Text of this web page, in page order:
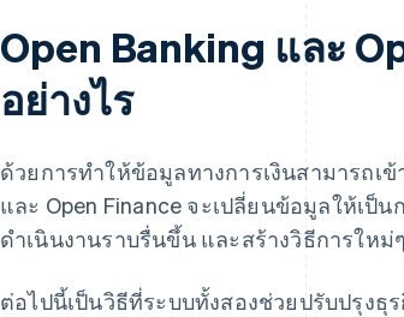
Open Banking และ
อย่างไร
ด้วยการทำให้ข้อมูลทางการเงินสามารถเ
และ Open Finance จะเปลี่ยนข้อมูลให้เป็
ดำเนินงานราบรื่นขึ้น และสร้างวิธีการใหม่
ต่อไปนี้เป็นวิธีที่ระบบทั้งสองช่วยปรับปรุงธุร